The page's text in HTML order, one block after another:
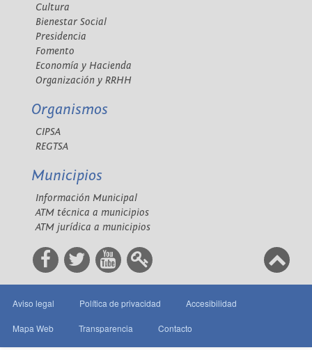
Cultura
Bienestar Social
Presidencia
Fomento
Economía y Hacienda
Organización y RRHH
Organismos
CIPSA
REGTSA
Municipios
Información Municipal
ATM técnica a municipios
ATM jurídica a municipios
Aviso legal Política de privacidad Accesibilidad
Mapa Web Transparencia Contacto